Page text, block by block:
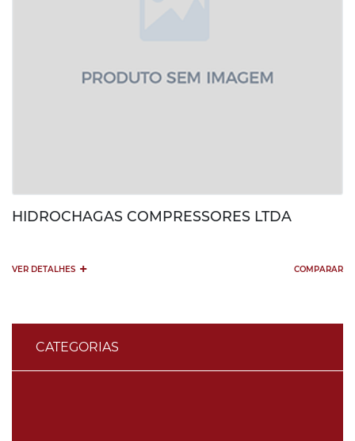
CATEGORIAS
HIDROCHAGAS COMPRESSORES LTDA
VER DETALHES + COMPARAR